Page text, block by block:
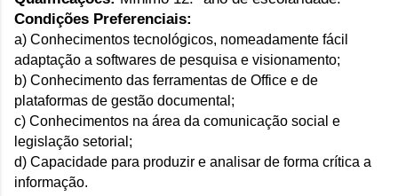
Condições Preferenciais:
a) Conhecimentos tecnológicos, nomeadamente fácil
adaptação a softwares de pesquisa e visionamento;
b) Conhecimento das ferramentas de Office e de
plataformas de gestão documental;
c) Conhecimentos na área da comunicação social e
legislação setorial;
d) Capacidade para produzir e analisar de forma crítica a
informação.